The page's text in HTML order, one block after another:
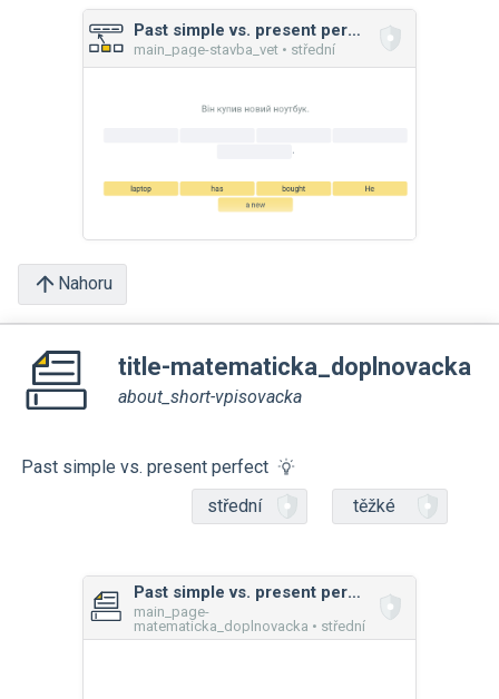
Past simple vs. present perfect
main_page-stavba_vet • střední
Nahoru
title-matematicka_doplnovacka
about_short-vpisovacka
Past simple vs. present perfect
střední
těžké
Past simple vs. present perfect
main_page-
matematicka_doplnovacka • střední